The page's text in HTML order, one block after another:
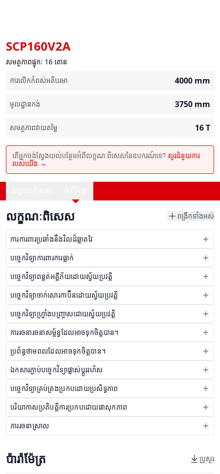
SCP160V2A
សមត្ថភាពផ្ទុក: 16 តោន
ការលើកកំពស់អតិបរមា
4000 mm
មូលដ្ឋានកង់ 3750 mm
សមត្ថភាពវាយតម្លៃ 16T
តើអ្នកចង់ស្វែងយល់បន្ថែមអំពីលក្ខណៈពិសេសនៃឧបករណ៍ទេ? សួរជំនួយការ
របស់យើង →
លក្ខណៈពិសេស ពង្រីកទាំងអស់
ការការពារប្រឆាំងនឹងវិលដ៏ឆ្លាតវៃ
បច្ចេកវិទ្យាការពារការធ្លាក់
បច្ចេកវិទ្យាពន្លត់អគ្គីភ័យដោយស្វ័យប្រវត្តិ
បច្ចេកវិទ្យាចាក់សោរកាប៊ីនដោយស្វ័យប្រវត្តិ
បច្ចេកវិទ្យាហ្វ្រាំងបញ្ច្រាសដោយស្វ័យប្រវត្តិ
ការរចនារចនាសម្ព័ន្ធដែលអាចទុកចិត្តបាន។
ប្រព័ន្ធថាមពលដែលអាចទុកចិត្តបាន។
ឯកសារភ្ជាប់បច្ចេកវិទ្យាផ្លាស់ប្តូររហ័ស
បច្ចេកវិទ្យាគ្រប់គ្រងប្រកបដោយប្រសិទ្ធភាព
បរិយាកាសប្រតិបត្តិការប្រកបដោយផាសុកភាព
ការរចនាស្រាល
ប៉ារ៉ាម៉ែត្រ ប្រូសួរ